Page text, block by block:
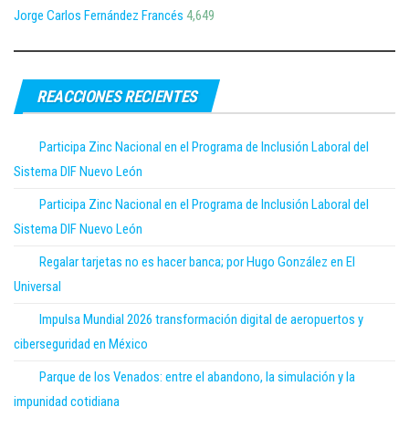
Jorge Carlos Fernández Francés 4,649
REACCIONES RECIENTES
Participa Zinc Nacional en el Programa de Inclusión Laboral del
Sistema DIF Nuevo León
Participa Zinc Nacional en el Programa de Inclusión Laboral del
Sistema DIF Nuevo León
Regalar tarjetas no es hacer banca; por Hugo González en El
Universal
Impulsa Mundial 2026 transformación digital de aeropuertos y
ciberseguridad en México
Parque de los Venados: entre el abandono, la simulación y la
impunidad cotidiana